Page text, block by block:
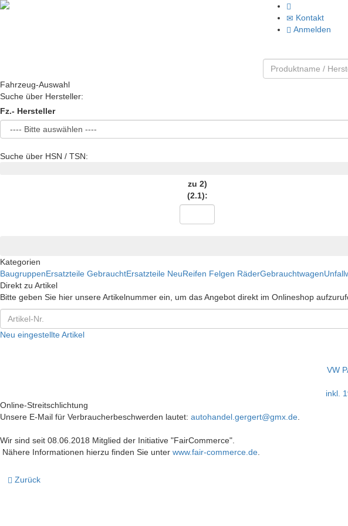
Kontakt
Anmelden
Fahrzeug-Auswahl
Suche über Hersteller:
Fz.- Hersteller
Suche über HSN / TSN:
zu 2)
(2.1):
Kategorien
BaugruppenErsatzteile GebrauchtErsatzteile NeuReifen Felgen RäderGebrauchtwagen
Direkt zu Artikel
Bitte geben Sie hier unsere Artikelnummer ein, um das Angebot direkt im Onlineshop
Neu eingestellte Artikel
VW
inkl.
Online-Streitschlichtung
Unsere E-Mail für Verbraucherbeschwerden lautet: autohandel.gergert@gmx.de
Wir sind seit 08.06.2018 Mitglied der Initiative "FairCommerce".
Nähere Informationen hierzu finden Sie unter www.fair-commerce.de
Zurück